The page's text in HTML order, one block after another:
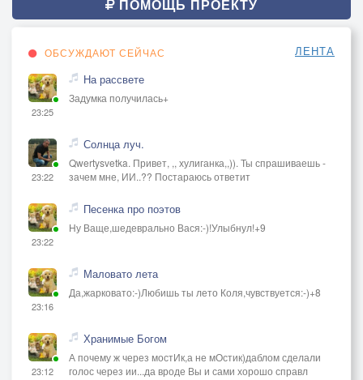
Девять струн,
девять лун...
ПОМОЩЬ ПРОЕКТУ
ОБСУЖДАЮТ СЕЙЧАС ЛЕНТА
23:25
На рассвете
Задумка получилась+
23:22
Солнца луч.
Qwertysvetka. Привет, ,, хулиганка,,)). Ты спрашиваешь -
зачем мне, ИИ..?? Постараюсь ответит
23:22
Песенка про поэтов
Ну Ваще,шедеврально Вася:-)!Улыбнул!+9
23:16
Маловато лета
Да,жарковато:-)Любишь ты лето Коля,чувствуется:-)+8
23:12
Хранимые Богом
А почему ж через мостИк,а не мОстик)даблом сделали
голос через ии...да вроде Вы и сами хорошо справл